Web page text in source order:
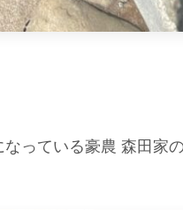
っている豪農 森田家